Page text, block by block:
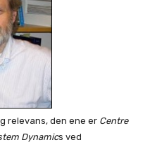
relevans, den ene er Centre
Dynamics ved